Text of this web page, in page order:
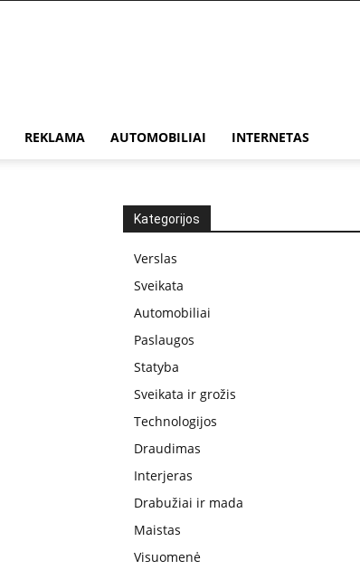
REKLAMA AUTOMOBILIAI INTERNETAS
Kategorijos
Verslas
Sveikata
Automobiliai
Paslaugos
Statyba
Sveikata ir grožis
Technologijos
Draudimas
Interjeras
Drabužiai ir mada
Maistas
Visuomenė